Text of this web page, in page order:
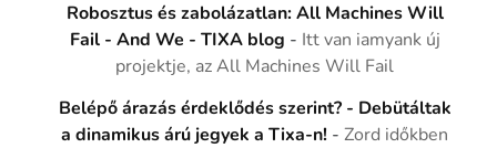
Robosztus és zabolázatlan: All Machines Will
Fail - And We - TIXA blog - Itt van iamyank új
projektje, az All Machines Will Fail
Belépő árazás érdeklődés szerint? - Debütáltak
a dinamikus árú jegyek a Tixa-n! -Zord időkben